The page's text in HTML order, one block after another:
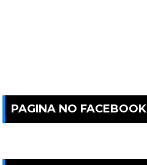
PAGINA NO FACEBOOK